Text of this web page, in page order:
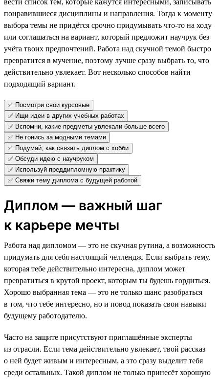
понравившиеся дисциплины и направления. Тогда к моменту
выбора темы не придётся срочно придумывать что-то на ходу
или соглашаться на вариант, который предложит научрук без
учёта твоих предпочтений. Работа над скучной темой быстро
превратится в мучение, поэтому лучше сразу выбрать то, что
действительно увлекает. Вот несколько способов найти
подходящий вариант.
✅ Посмотри свои курсовые
✅ Ищи идеи в других учебных работах
✅ Вспомни, какие предметы увлекали больше всего
✅ Не гонись за модными темами
✅ Подумай, как связать диплом с хобби
✅ Обсуди идею с научруком
✅ Используй преддипломную практику
✅ Свяжи тему диплома с будущей работой
Диплом — важный шаг
к карьере мечты
Работа над дипломом — это не скучная рутина, а возможность
придумать для себя настоящий челлендж. Если выбрать тему,
которая тебе действительно интересна, диплом может
превратиться в крутой проект, которым ты будешь гордиться.
Хорошо выбранная тема — это не только шанс разобраться
в том, что тебе интересно, но и повод показать свои навыки
будущему работодателю.
Часто на защите присутствуют приглашённые эксперты
из отрасли. Если тема действительно увлекает, твой рассказ
о ней будет живым и интересным, а это сразу выделит тебя
среди остальных. Такой диплом не только принесёт хорошую